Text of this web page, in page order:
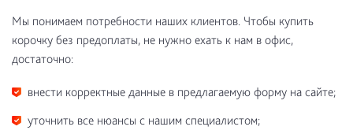
Мы понимаем потребности наших клиентов. Чтобы купить
корочку без предоплаты, не нужно ехать к нам в офис,
достаточно:
внести корректные данные в предлагаемую форму на сайте;
уточнить все нюансы с нашим специалистом;